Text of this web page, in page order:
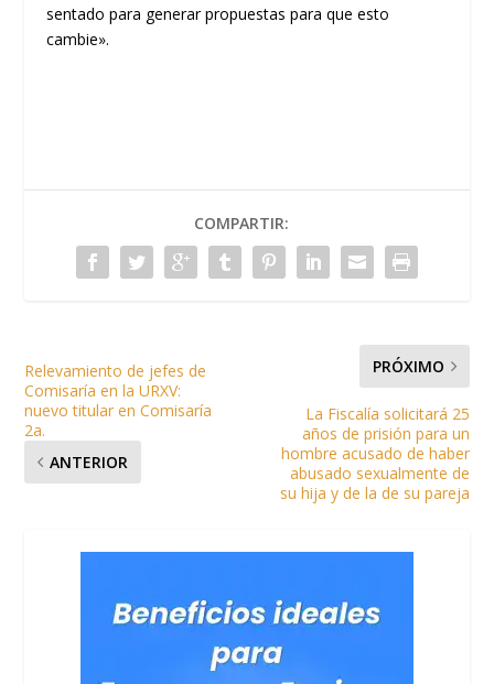
sentado para generar propuestas para que esto
cambie».
COMPARTIR:
Relevamiento de jefes de
Comisaría en la URXV:
nuevo titular en Comisaría
2a.
ANTERIOR
PRÓXIMO
La Fiscalía solicitará 25
años de prisión para un
hombre acusado de haber
abusado sexualmente de
su hija y de la de su pareja